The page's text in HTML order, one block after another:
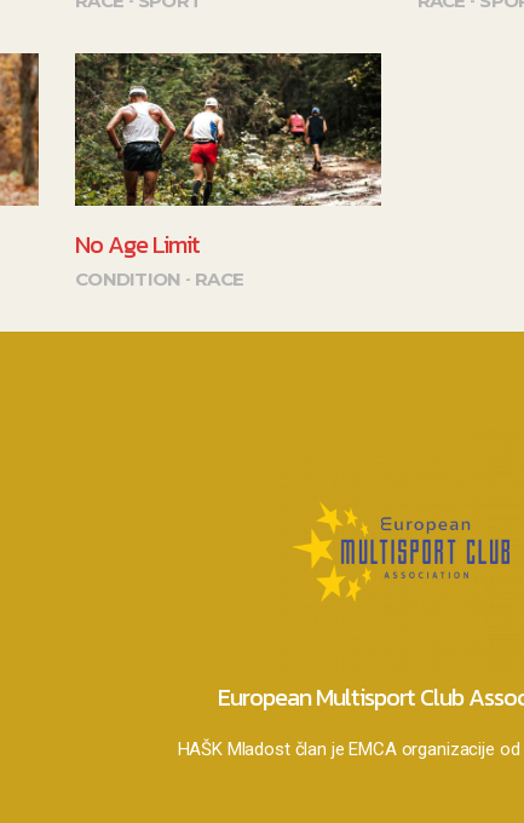
No Age Limit
CONDITION RACE
European Multisport Club
HAŠK Mladost član je EMCA organizacije od